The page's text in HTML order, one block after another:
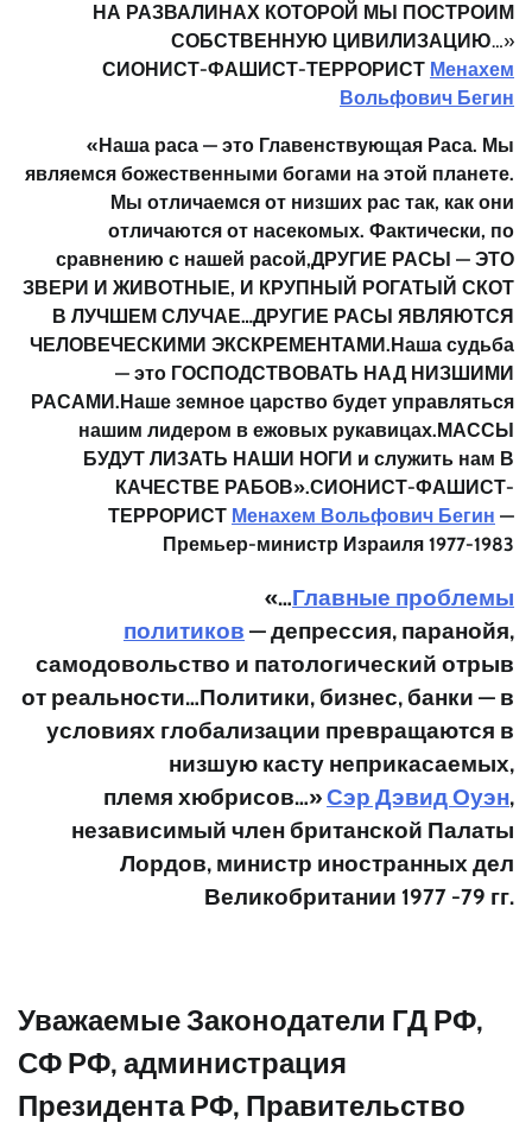
НА РАЗВАЛИНАХ КОТОРОЙ МЫ ПОСТРОИМ
СОБСТВЕННУЮ ЦИВИЛИЗАЦИЮ…»
СИОНИСТ-ФАШИСТ-ТЕРРОРИСТ Менахем
Вольфович Бегин
«Наша раса — это Главенствующая Раса. Мы
являемся божественными богами на этой планете.
Мы отличаемся от низших рас так, как они
отличаются от насекомых. Фактически, по
сравнению с нашей расой,ДРУГИЕ РАСЫ — ЭТО
ЗВЕРИ И ЖИВОТНЫЕ, И КРУПНЫЙ РОГАТЫЙ СКОТ
В ЛУЧШЕМ СЛУЧАЕ…ДРУГИЕ РАСЫ ЯВЛЯЮТСЯ
ЧЕЛОВЕЧЕСКИМИ ЭКСКРЕМЕНТАМИ. Наша судьба
— это ГОСПОДСТВОВАТЬ НАД НИЗШИМИ
РАСАМИ. Наше земное царство будет управляться
нашим лидером в ежовых рукавицах. МАССЫ
БУДУТ ЛИЗАТЬ НАШИ НОГИ и служить нам В
КАЧЕСТВЕ РАБОВ».СИОНИСТ-ФАШИСТ-
ТЕРРОРИСТ Менахем Вольфович Бегин —
Премьер-министр Израиля 1977-1983
«…Главные проблемы
политиков — депрессия, паранойя,
самодовольство и патологический отрыв
от реальности…Политики, бизнес, банки — в
условиях глобализации превращаются в
низшую касту неприкасаемых,
племя хюбрисов…»Сэр Дэвид Оуэн,
независимый член британской Палаты
Лордов, министр иностранных дел
Великобритании 1977 -79 гг.
Уважаемые Законодатели ГД РФ,
СФ РФ, администрация
Президента РФ, Правительство